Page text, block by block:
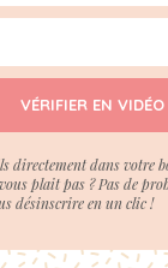
VÉRIFIER EN VIDÉO
directement dans votre
plait pas ? Pas de
désinscrire en un clic !